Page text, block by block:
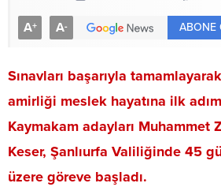
A+ A- ABONE
Sınavları başarıyla
amirliği meslek hayatına ilk
Kaymakam adayları Muhammet
Keser, Şanlıurfa Valiliğinde 45
üzere göreve başladı.